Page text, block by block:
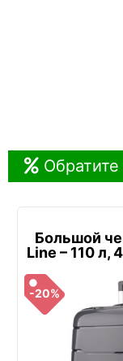
Большой
Line – 110 л,
-20%